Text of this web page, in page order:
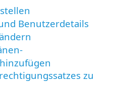
Benutzerdetails
zu